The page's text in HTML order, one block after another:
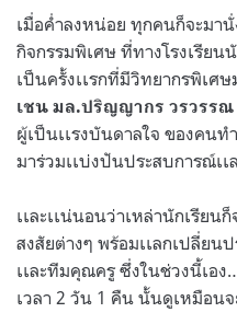
เมื่อค่ำลงหน่อย ทุกคนก็จะมา
กิจกรรมพิเศษ ที่ทางโรงเรียน
เป็นครั้งเเรกที่มีวิทยากรพิเศ
เชน มล.ปริญญากร วรวรรณ
ผู้เป็นเเรงบันดาลใจ ของคน
มาร่วมเเบ่งปันประสบการณ์เ
เเละเเน่นอนว่าเหล่านักเรียน
สงสัยต่างๆ พร้อมเเลกเปลี่ยน
เเละทีมคุณครู ซึ่งในช่วงนี้เอง
เวลา 2 วัน 1 คืน นั้นดูเหมือน